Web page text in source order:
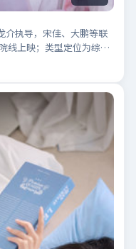
介执导，宋佳、大鹏等联
线上映；类型定位为综艺
科幻」「2025高分综